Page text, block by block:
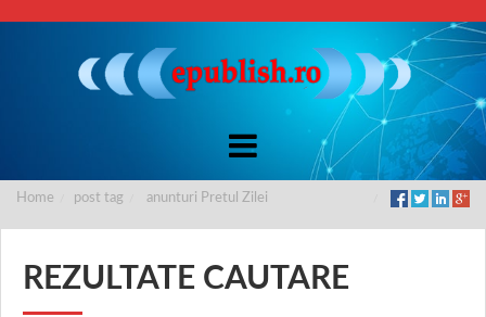
Home post tag anunturi Pretul Zilei
REZULTATE CAUTARE